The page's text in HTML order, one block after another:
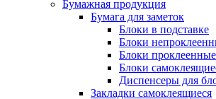
Бумажная продукция
Бумага для заметок
Блоки в подставке
Блоки
Блоки проклеенные
Блоки
Диспенсеры для
Закладки самоклеящиеся